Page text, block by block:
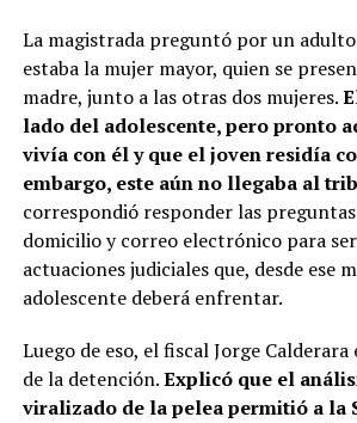
La magistrada preguntó por un
estaba la mujer mayor, quien se
madre, junto a las otras dos mujeres.
lado del adolescente, pero pronto
vivía con él y que el joven residía
embargo, este aún no llegaba al
correspondió responder las
domicilio y correo electrónico para
actuaciones judiciales que, desde ese
adolescente deberá enfrentar.
Luego de eso, el fiscal Jorge
de la detención.Explicó que el
viralizado de la pelea permitió a la